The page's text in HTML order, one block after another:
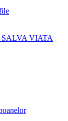
SALVA VIATA